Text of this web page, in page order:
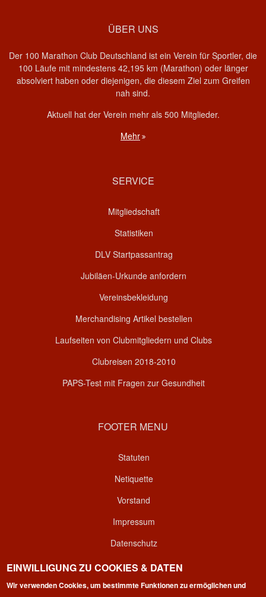
ÜBER UNS
Der 100 Marathon Club Deutschland ist ein Verein für Sportler, die
100 Läufe mit mindestens 42,195 km (Marathon) oder länger
absolviert haben oder diejenigen, die diesem Ziel zum Greifen
nah sind.
Aktuell hat der Verein mehr als 500 Mitglieder.
Mehr
SERVICE
Mitgliedschaft
Statistiken
DLV Startpassantrag
Jubiläen-Urkunde anfordern
Vereinsbekleidung
Merchandising Artikel bestellen
Laufseiten von Clubmitgliedern und Clubs
Clubreisen 2018-2010
PAPS-Test mit Fragen zur Gesundheit
FOOTER MENU
Statuten
Netiquette
Vorstand
Impressum
Datenschutz
Kontakt
Login
EINWILLIGUNG ZU COOKIES & DATEN
Wir verwenden Cookies, um bestimmte Funktionen zu ermöglichen und